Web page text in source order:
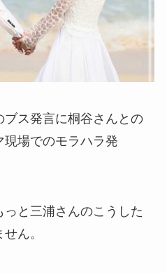
ス発言に桐谷さんとの
場でのモラハラ発
と三浦さんのこうした
ん。